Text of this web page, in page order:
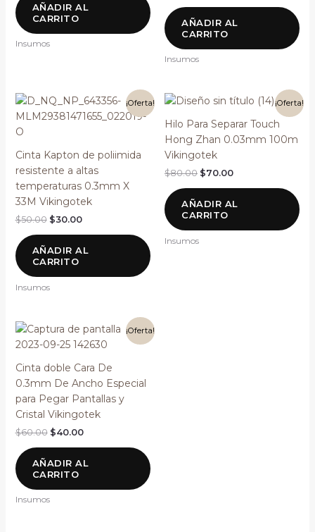
AÑADIR AL
CARRITO
Insumos
AÑADIR AL
CARRITO
Insumos
¡Oferta!
Cinta Kapton de poliimida
resistente a altas
temperaturas 0.3mm X
33M Vikingotek
$50.00
El
precio
original
$30.00
El
actual
AÑADIR AL
CARRITO
Insumos
¡Oferta!
Hilo Para Separar Touch
Hong Zhan 0.03mm 100m
Vikingotek
$80.00
El
original
$80.00.
$70.00
El
precio
actual
$70.00.
AÑADIR AL
CARRITO
Insumos
¡Oferta!
Cinta doble Cara De
0.3mm De Ancho Especial
para Pegar Pantallas y
Cristal Vikingotek
$60.00
El
original
$60.00.
$40.00
El
precio
actual
$40.00.
AÑADIR AL
CARRITO
Insumos